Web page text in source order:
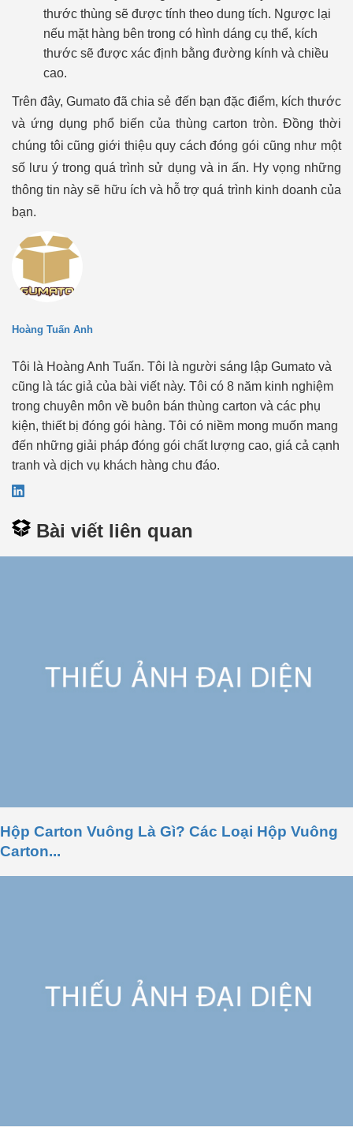
thước thùng sẽ được tính theo dung tích. Ngược lại
nếu mặt hàng bên trong có hình dáng cụ thể, kích
thước sẽ được xác định bằng đường kính và chiều
cao.
Trên đây, Gumato đã chia sẻ đến bạn đặc điểm, kích thước
và ứng dụng phổ biến của thùng carton tròn. Đồng thời
chúng tôi cũng giới thiệu quy cách đóng gói cũng như một
số lưu ý trong quá trình sử dụng và in ấn. Hy vọng những
thông tin này sẽ hữu ích và hỗ trợ quá trình kinh doanh của
bạn.
Hoàng Tuấn Anh
Tôi là Hoàng Anh Tuấn. Tôi là người sáng lập Gumato và
cũng là tác giả của bài viết này. Tôi có 8 năm kinh nghiệm
trong chuyên môn về buôn bán thùng carton và các phụ
kiện, thiết bị đóng gói hàng. Tôi có niềm mong muốn mang
đến những giải pháp đóng gói chất lượng cao, giá cả cạnh
tranh và dịch vụ khách hàng chu đáo.
Bài viết liên quan
Hộp Carton Vuông Là Gì? Các Loại Hộp Vuông
Carton...